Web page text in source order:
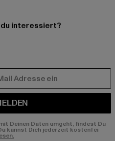
interessiert?
Deinen Daten umgeht, findest Du
kannst Dich jederzeit kostenfei